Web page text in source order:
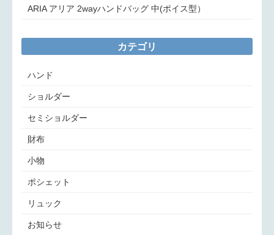
ARIA アリア 2wayハンドバッグ 中(ポイス型）
カテゴリ
ハンド
ショルダー
セミショルダー
財布
小物
ポシェット
リュック
お知らせ